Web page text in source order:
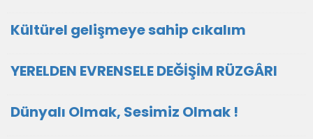
Kültürel gelişmeye sahip cıkalım
YERELDEN EVRENSELE DEĞİŞİM RÜZGÂRI
Dünyalı Olmak, Sesimiz Olmak !